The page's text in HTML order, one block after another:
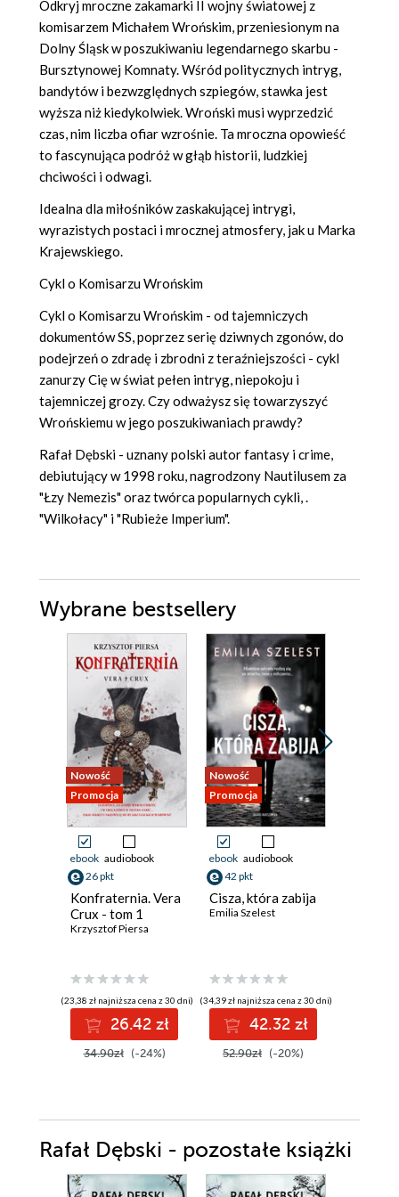
Odkryj mroczne zakamarki II wojny światowej z
komisarzem Michałem Wrońskim, przeniesionym na
Dolny Śląsk w poszukiwaniu legendarnego skarbu -
Bursztynowej Komnaty. Wśród politycznych intryg,
bandytów i bezwzględnych szpiegów, stawka jest
wyższa niż kiedykolwiek. Wroński musi wyprzedzić
czas, nim liczba ofiar wzrośnie. Ta mroczna opowieść
to fascynująca podróż w głąb historii, ludzkiej
chciwości i odwagi.
Idealna dla miłośników zaskakującej intrygi,
wyrazistych postaci i mrocznej atmosfery, jak u Marka
Krajewskiego.
Cykl o Komisarzu Wrońskim
Cykl o Komisarzu Wrońskim - od tajemniczych
dokumentów SS, poprzez serię dziwnych zgonów, do
podejrzeń o zdradę i zbrodni z teraźniejszości - cykl
zanurzy Cię w świat pełen intryg, niepokoju i
tajemniczej grozy. Czy odważysz się towarzyszyć
Wrońskiemu w jego poszukiwaniach prawdy?
Rafał Dębski - uznany polski autor fantasy i crime,
debiutujący w 1998 roku, nagrodzony Nautilusem za
"Łzy Nemezis" oraz twórca popularnych cykli, .
"Wilkołacy" i "Rubieże Imperium".
Wybrane bestsellery
Nowość
Promocja
ebook audiobook
26 pkt
Konfraternia. Vera
Crux - tom 1
Krzysztof Piersa
(23,38 zł najniższa cena z 30 dni)
26.42 zł
34.90zł (-24%)
Nowość
Promocja
ebook audiobook
42 pkt
Cisza, która zabija
Emilia Szelest
(34,39 zł najniższa cena z 30 dni)
42.32 zł
52.90zł (-20%)
Rafał Dębski - pozostałe książki